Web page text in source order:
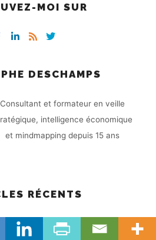
MOI SUR
DESCHAMPS
Consultant et formateur en veille
intelligence économique
et mindmapping depuis 15 ans
RÉCENTS
l’espionnage au scoutisme